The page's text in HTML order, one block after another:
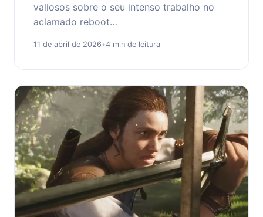
valiosos sobre o seu intenso trabalho no
aclamado reboot…
11 de abril de 2026•4 min de leitura